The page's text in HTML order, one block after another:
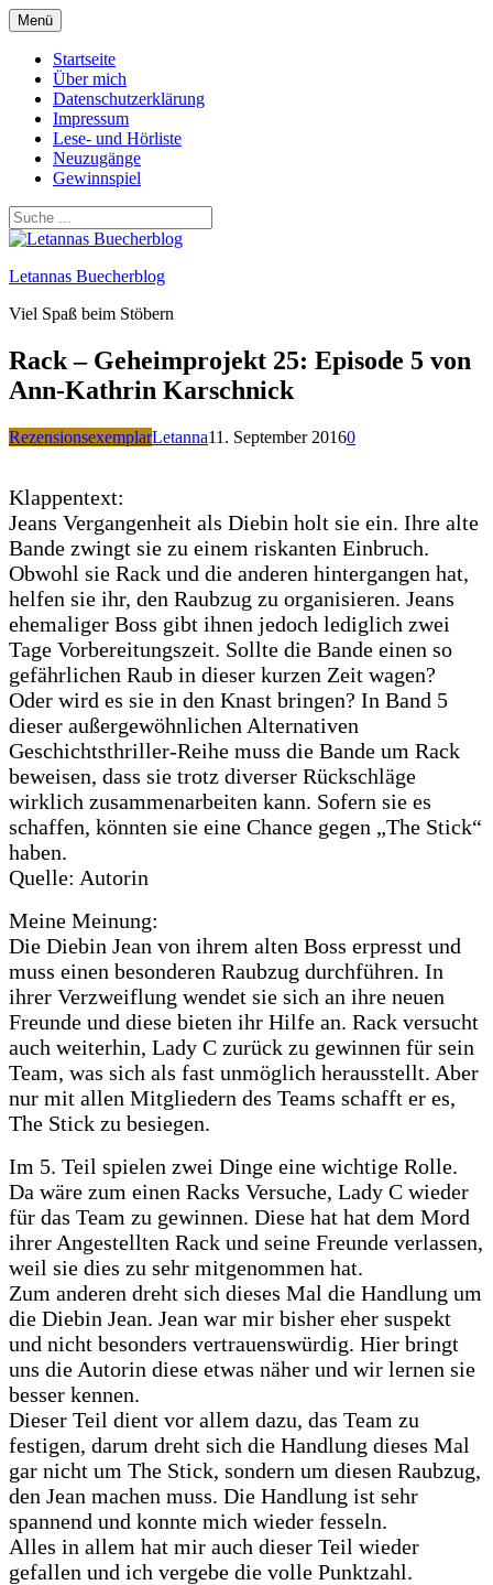
Zum
Inhalt
springen
Menü
Startseite
Über mich
Datenschutzerklärung
Impressum
Lese- und Hörliste
Neuzugänge
Gewinnspiel
Letannas Buecherblog
Viel Spaß beim Stöbern
Rack – Geheimprojekt 25: Episode 5 von
Ann-Kathrin Karschnick
RezensionsexemplarLetanna11. September 20160
Klappentext:
Jeans Vergangenheit als Diebin holt sie ein. Ihre alte
Bande zwingt sie zu einem riskanten Einbruch.
Obwohl sie Rack und die anderen hintergangen hat,
helfen sie ihr, den Raubzug zu organisieren. Jeans
ehemaliger Boss gibt ihnen jedoch lediglich zwei
Tage Vorbereitungszeit. Sollte die Bande einen so
gefährlichen Raub in dieser kurzen Zeit wagen?
Oder wird es sie in den Knast bringen? In Band 5
dieser außergewöhnlichen Alternativen
Geschichtsthriller-Reihe muss die Bande um Rack
beweisen, dass sie trotz diverser Rückschläge
wirklich zusammenarbeiten kann. Sofern sie es
schaffen, könnten sie eine Chance gegen „The Stick“
haben.
Quelle: Autorin
Meine Meinung:
Die Diebin Jean von ihrem alten Boss erpresst und
muss einen besonderen Raubzug durchführen. In
ihrer Verzweiflung wendet sie sich an ihre neuen
Freunde und diese bieten ihr Hilfe an. Rack versucht
auch weiterhin, Lady C zurück zu gewinnen für sein
Team, was sich als fast unmöglich herausstellt. Aber
nur mit allen Mitgliedern des Teams schafft er es,
The Stick zu besiegen.
Im 5. Teil spielen zwei Dinge eine wichtige Rolle.
Da wäre zum einen Racks Versuche, Lady C wieder
für das Team zu gewinnen. Diese hat hat dem Mord
ihrer Angestellten Rack und seine Freunde verlassen,
weil sie dies zu sehr mitgenommen hat.
Zum anderen dreht sich dieses Mal die Handlung um
die Diebin Jean. Jean war mir bisher eher suspekt
und nicht besonders vertrauenswürdig. Hier bringt
uns die Autorin diese etwas näher und wir lernen sie
besser kennen.
Dieser Teil dient vor allem dazu, das Team zu
festigen, darum dreht sich die Handlung dieses Mal
gar nicht um The Stick, sondern um diesen Raubzug,
den Jean machen muss. Die Handlung ist sehr
spannend und konnte mich wieder fesseln.
Alles in allem hat mir auch dieser Teil wieder
gefallen und ich vergebe die volle Punktzahl.